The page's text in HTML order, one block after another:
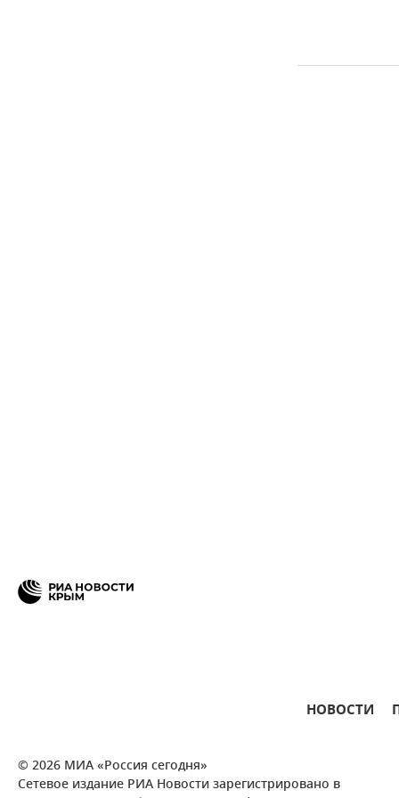
НОВОСТИ
© 2026 МИА «Россия сегодня»
Сетевое издание РИА Новости зарегистрировано в